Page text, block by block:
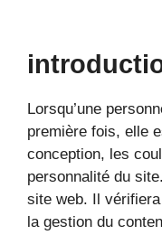
Lorsqu’une
première fois, elle
conception, les
personnalité du
site web. Il
la gestion du